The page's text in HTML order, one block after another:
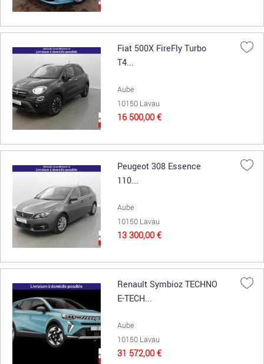
Fiat 500X FireFly Turbo
T4...
Aube
10150 Lavau
16 500,00 €
Peugeot 308 Essence
110...
Aube
10150 Lavau
13 300,00 €
Renault Symbioz TECHNO
E-TECH...
Aube
10150 Lavau
31 572,00 €